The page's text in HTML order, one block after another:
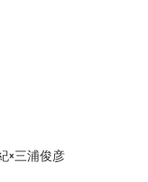
×三浦俊彦